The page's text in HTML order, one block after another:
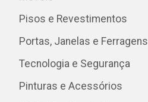
Pisos e Revestimentos
Portas, Janelas e Ferragens
Tecnologia e Segurança
Pinturas e Acessórios